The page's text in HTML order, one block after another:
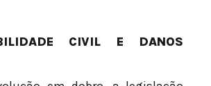
CIVIL E DANOS